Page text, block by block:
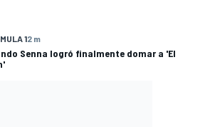
12 m
Senna logró finalmente domar a 'El